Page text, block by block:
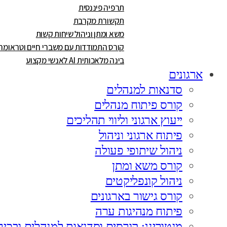
תרפיה פיננסית
תקשורת מקרבת
משא ומתן וניהול שיחות קשות
קורס התמודדות עם משברי חיים
בינה מלאכותית AI לאנשי מקצוע
ארגונים
סדנאות למנהלים
קורס פיתוח מנהלים
ייעוץ ארגוני וליווי תהליכים
פיתוח ארגוני וניהול
ניהול שיתופי פעולה
קורס משא ומתן
ניהול קונפליקטים
קורס גישור בארגונים
פיתוח מנהיגות ערה